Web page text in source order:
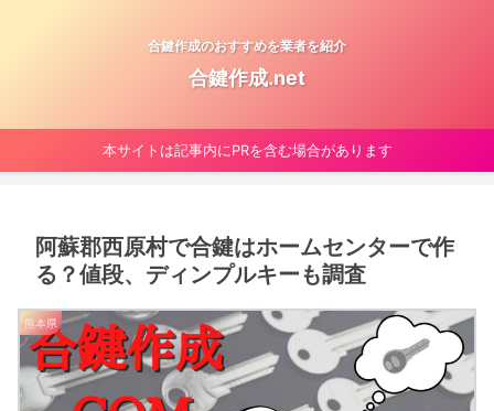
合鍵作成のおすすめを業者を紹介
合鍵作成.net
本サイトは記事内にPRを含む場合があります
阿蘇郡西原村で合鍵はホームセンターで作
る？値段、ディンプルキーも調査
熊本県